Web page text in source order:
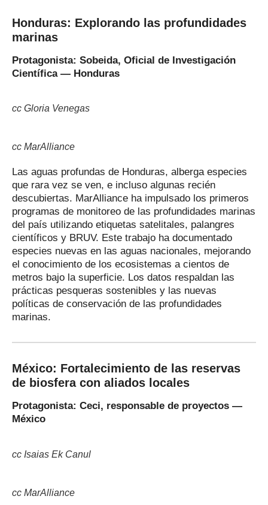
Honduras: Explorando las profundidades
marinas
Protagonista: Sobeida, Oficial de Investigación
Científica — Honduras
cc Gloria Venegas
cc MarAlliance
Las aguas profundas de Honduras, alberga especies
que rara vez se ven, e incluso algunas recién
descubiertas. MarAlliance ha impulsado los primeros
programas de monitoreo de las profundidades marinas
del país utilizando etiquetas satelitales, palangres
científicos y BRUV. Este trabajo ha documentado
especies nuevas en las aguas nacionales, mejorando
el conocimiento de los ecosistemas a cientos de
metros bajo la superficie. Los datos respaldan las
prácticas pesqueras sostenibles y las nuevas
políticas de conservación de las profundidades
marinas.
México: Fortalecimiento de las reservas
de biosfera con aliados locales
Protagonista: Ceci, responsable de proyectos —
México
cc Isaias Ek Canul
cc MarAlliance